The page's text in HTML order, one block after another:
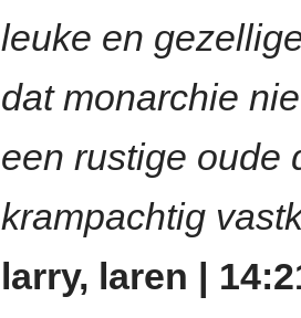
leuke en
dat monarchie
een rustige oude
krampachtig
larry, laren |